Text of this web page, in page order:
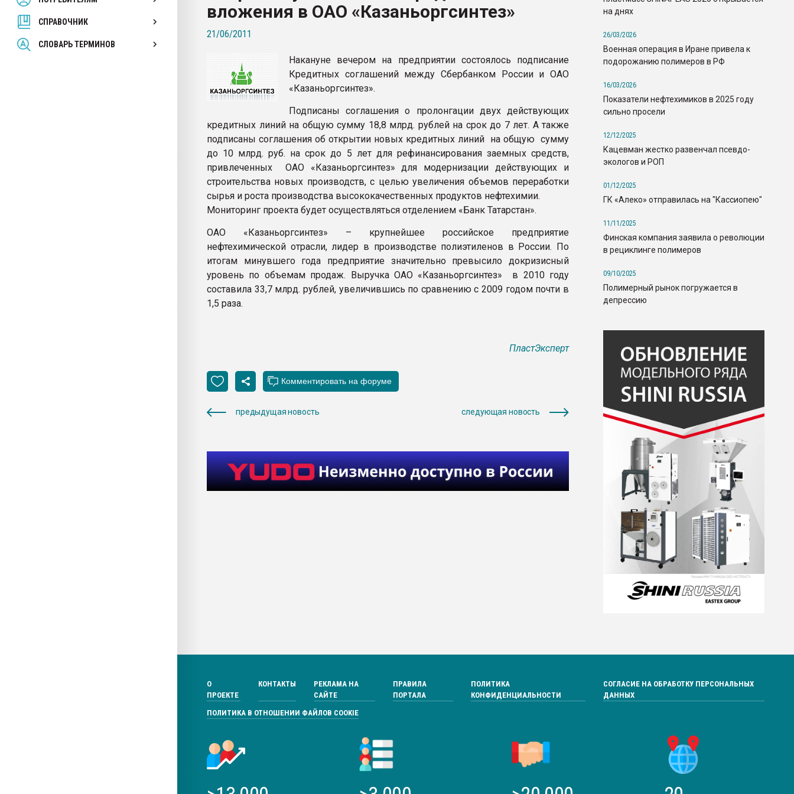
СПРАВОЧНИК
СЛОВАРЬ ТЕРМИНОВ
покупка, обменвложения в ОАО «Казаньоргсинтез»
21/06/2011
Накануне вечером на предприятии состоялось подписание
Кредитных соглашений между Сбербанком России и ОАО
«Казаньоргсинтез».
Подписаны соглашения о пролонгации двух действующих
кредитных линий на общую сумму 18,8 млрд. рублей на срок до 7 лет. А также
подписаны соглашения об открытии новых кредитных линий на общую сумму
до 10 млрд. руб. на срок до 5 лет для рефинансирования заемных средств,
привлеченных ОАО «Казаньоргсинтез» для модернизации действующих и
строительства новых производств, с целью увеличения объемов переработки
сырья и роста производства высококачественных продуктов нефтехимии.
Мониторинг проекта будет осуществляться отделением «Банк Татарстан».
ОАО «Казаньоргсинтез» – крупнейшее российское предприятие
нефтехимической отрасли, лидер в производстве полиэтиленов в России. По
итогам минувшего года предприятие значительно превысило докризисный
уровень по объемам продаж. Выручка ОАО «Казаньоргсинтез» в 2010 году
составила 33,7 млрд. рублей, увеличившись по сравнению с 2009 годом почти в
1,5 раза.
ПластЭксперт
предыдущая новость следующая новость
на днях
26/03/2026
Военная операция в Иране привела к
подорожанию полимеров в РФ
16/03/2026
Показатели нефтехимиков в 2025 году
сильно просели
12/12/2025
Кацевман жестко развенчал псевдо-
экологов и РОП
01/12/2025
ГК «Алеко» отправилась на "Кассиопею"
11/11/2025
Финская компания заявила о революции
в рециклинге полимеров
09/10/2025
Полимерный рынок погружается в
депрессию
О
ПРОЕКТЕ
КОНТАКТЫ
РЕКЛАМА НА
САЙТЕ
ПРАВИЛА
ПОРТАЛА
ПОЛИТИКА
КОНФИДЕНЦИАЛЬНОСТИ
СОГЛАСИЕ НА ОБРАБОТКУ ПЕРСОНАЛЬНЫХ
ДАННЫХ
ПОЛИТИКА В ОТНОШЕНИИ ФАЙЛОВ COOKIE